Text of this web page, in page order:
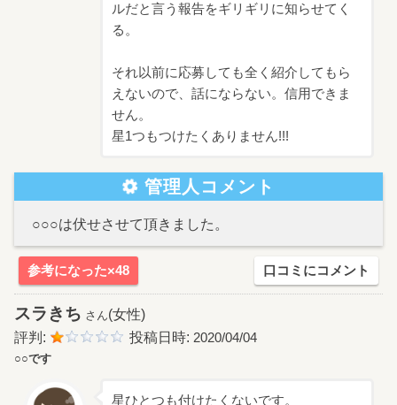
ルだと言う報告をギリギリに知らせてく
る。
それ以前に応募しても全く紹介してもら
えないので、話にならない。信用できま
せん。
星1つもつけたくありません!!!
管理人コメント
○○○は伏せさせて頂きました。
参考になった×48 口コミにコメント
スラきち さん(女性)
評判:
投稿日時: 2020/04/04
○○です
星ひとつも付けたくないです。